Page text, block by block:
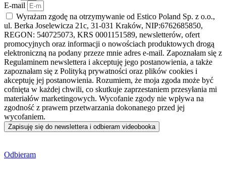
E-mail
Wyrażam zgodę na otrzymywanie od Estico Poland Sp. z o.o.,
ul. Berka Joselewicza 21c, 31-031 Kraków, NIP:6762685850,
REGON: 540725073, KRS 0001151589, newsletterów, ofert
promocyjnych oraz informacji o nowościach produktowych drogą
elektroniczną na podany przeze mnie adres e-mail. Zapoznałam się z
Regulaminem newslettera i akceptuję jego postanowienia, a także
zapoznałam się z Polityką prywatności oraz plików cookies i
akceptuję jej postanowienia. Rozumiem, że moja zgoda może być
cofnięta w każdej chwili, co skutkuje zaprzestaniem przesyłania mi
materiałów marketingowych. Wycofanie zgody nie wpływa na
zgodność z prawem przetwarzania dokonanego przed jej
wycofaniem.
Zapisuję się do newslettera i odbieram videobooka
Odbieram